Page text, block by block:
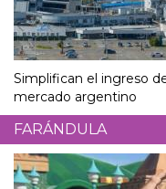
Simplifican el ingreso
mercado argentino
FARÁNDULA